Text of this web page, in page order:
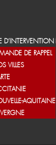
D’INTERVENTION
DE RAPPEL
VILLES
AQUITAINE